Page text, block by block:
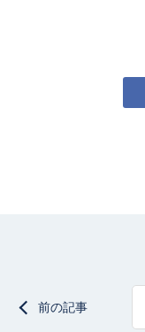
前の記事